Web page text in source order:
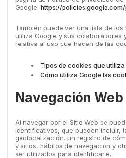
Google: https://
También puede ver una lista de
utiliza Google y sus colaboradores
relativa al uso que hacen de las
Tipos de cookies que utiliza
Cómo utiliza Google las
Navegación Web
Al navegar por el Sitio Web se
identificativos, que pueden incluir,
geolocalización, un registro de
y sitios, hábitos de navegación y
ser utilizados para identificarle.